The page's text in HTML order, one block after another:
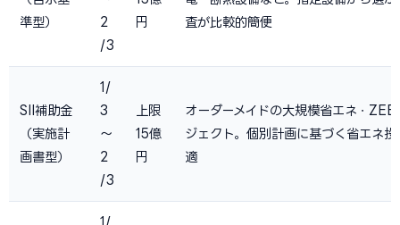
準型）
2
/3
円
査が比較的簡便
SII補助金
（実施計
画書型）
1/
3
〜
2
/3
上限
15億
円
オーダーメイドの大規模省エネ・ZEB
ジェクト。個別計画に基づく省エネ投
適
1/